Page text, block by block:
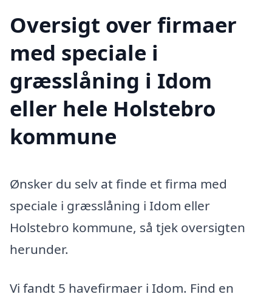
Oversigt over firmaer
med speciale i
græsslåning i Idom
eller hele Holstebro
kommune
Ønsker du selv at finde et firma med
speciale i græsslåning i Idom eller
Holstebro kommune, så tjek oversigten
herunder.
Vi fandt 5 havefirmaer i Idom. Find en